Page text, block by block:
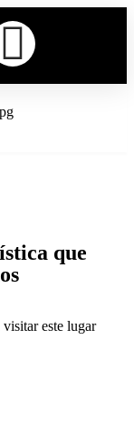
que
este lugar